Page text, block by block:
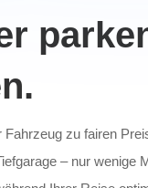
Fahrzeug zu fairen
– nur wenige